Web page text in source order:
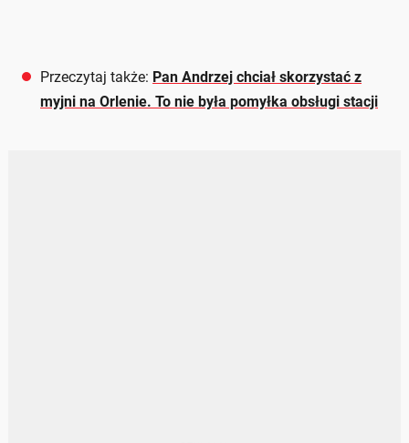
Przeczytaj także: Pan Andrzej chciał skorzystać z
myjni na Orlenie. To nie była pomyłka obsługi stacji